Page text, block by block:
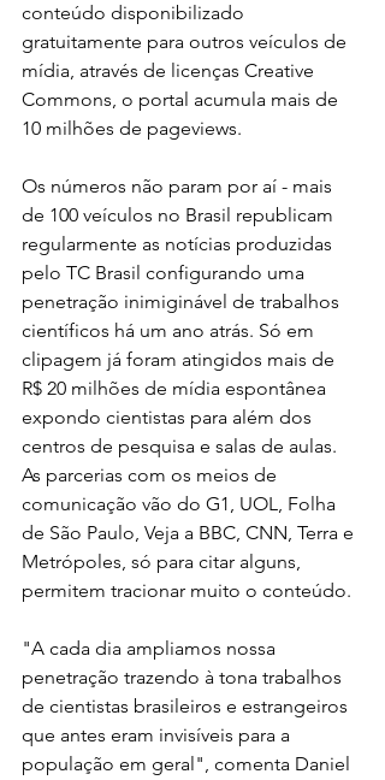
conteúdo disponibilizado
gratuitamente para outros veículos de
mídia, através de licenças Creative
Commons, o portal acumula mais de
10 milhões de pageviews.
Os números não param por aí - mais
de 100 veículos no Brasil republicam
regularmente as notícias produzidas
pelo TC Brasil configurando uma
penetração inimiginável de trabalhos
científicos há um ano atrás. Só em
clipagem já foram atingidos mais de
R$ 20 milhões de mídia espontânea
expondo cientistas para além dos
centros de pesquisa e salas de aulas.
As parcerias com os meios de
comunicação vão do G1, UOL, Folha
de São Paulo, Veja a BBC, CNN, Terra e
Metrópoles, só para citar alguns,
permitem tracionar muito o conteúdo.
"A cada dia ampliamos nossa
penetração trazendo à tona trabalhos
de cientistas brasileiros e estrangeiros
que antes eram invisíveis para a
população em geral", comenta Daniel